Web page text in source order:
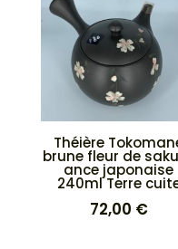
Théière
brune fleur de
ance japonaise
240ml Terre
72,00 €